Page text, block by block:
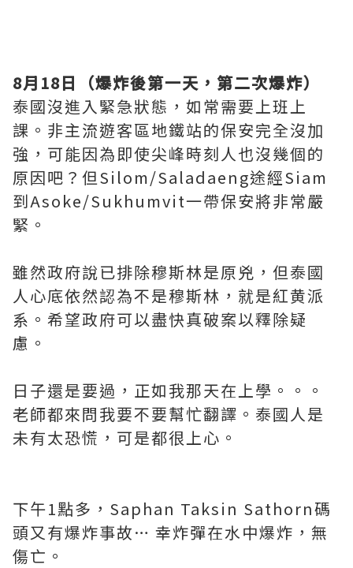
8月 18日（爆炸後第一天，第二次爆炸）
泰國沒進入緊急狀態，如常需要上班上
課。非主流遊客區地鐵站的保安完全沒加
強，可能因為即使尖峰時刻人也沒幾個的
原因吧？但Silom/Saladaeng途經Siam
到Asoke/Sukhumvit一帶保安將非常嚴
緊。
雖然政府說已排除穆斯林是原兇，但泰國
人心底依然認為不是穆斯林，就是紅黄派
系。希望政府可以盡快真破案以釋除疑
慮。
日子還是要過，正如我那天在上學。。。
老師都來問我要不要幫忙翻譯。泰國人是
未有太恐慌，可是都很上心。
下午1點多， Saphan Taksin Sathorn碼
頭又有爆炸事故… 幸炸彈在水中爆炸，無
傷亡。